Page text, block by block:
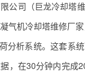
公司（巨龙冷却塔
气机冷却塔维修厂
分析系统。这套系
，在30分钟内完成